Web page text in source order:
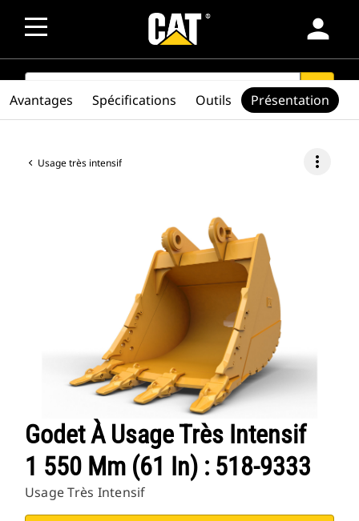
person
SEARCH search
Usage très intensif more_vert
Godet À Usage Très Intensif
1 550 Mm (61 In) : 518-9333
Usage Très Intensif
Avantages Spécifications Outils Présentation